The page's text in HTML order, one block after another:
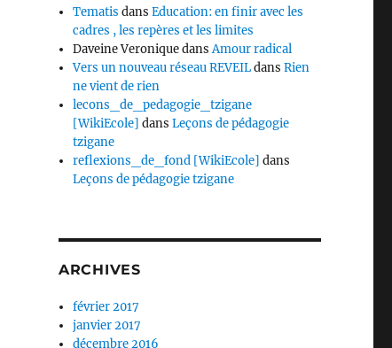
Tematis dansEducation: en finir avec les
cadres , les repères et les limites
Daveine VeroniquedansAmour radical
Vers un nouveau réseau REVEILdansRien
ne vient de rien
lecons_de_pedagogie_tzigane
[WikiEcole] dansLeçons de pédagogie
tzigane
reflexions_de_fond [WikiEcole] dans
Leçons de pédagogie tzigane
ARCHIVES
février 2017
janvier 2017
décembre 2016